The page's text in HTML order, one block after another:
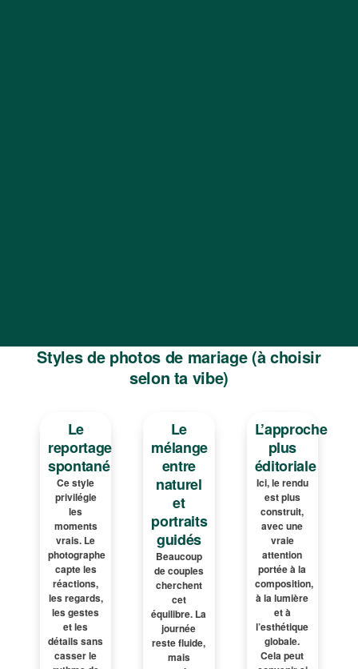
Styles de photos de mariage (à choisir
selon ta vibe)
Le
reportage
spontané
Ce style
privilégie
les
moments
vrais. Le
photographe
capte les
réactions,
les regards,
les gestes
et les
détails sans
casser le
Le
mélange
entre
naturel
et
portraits
guidés
Beaucoup
de couples
cherchent
cet
équilibre. La
journée
reste fluide,
mais
L’approche
plus
éditoriale
Ici, le rendu
est plus
construit,
avec une
vraie
attention
portée à la
composition,
à la lumière
et à
l’esthétique
globale.
Cela peut